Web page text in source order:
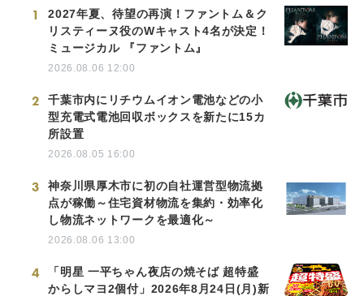
1
2027年夏、待望の再演！ファントム＆ク
リスティーヌ役のWキャスト4名が決定！
ミュージカル 『ファントム』
2026.08.06 12:00
2
千葉市内にリチウムイオン電池などの小
型充電式電池回収ボックスを新たに15カ
所設置
2026.08.05 16:00
3
神奈川県厚木市に初の自社運営型物流拠
点が稼働～住宅資材物流を集約・効率化
し物流ネットワークを最適化～
2026.08.06 13:00
4
「明星 一平ちゃん夜店の焼そば 超特盛
からしマヨ2個付」2026年8月24日(月)新